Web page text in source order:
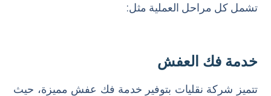
تشمل كل مراحل العملية مثل:
خدمة فك العفش
تتميز شركة نقليات بتوفير خدمة فك عفش مميزة، حيث